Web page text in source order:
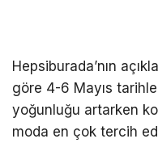
Hepsiburada’nın
göre 4-6 Mayıs
yoğunluğu artarken
moda en çok tercih